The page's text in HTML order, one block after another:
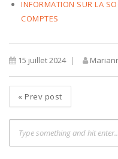
INFORMATION SUR LA
COMPTES
15 juillet 2024
« Prev post